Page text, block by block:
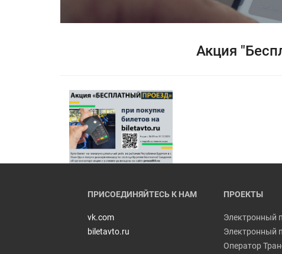
Акция
ПРИСОЕДИНЯЙТЕСЬ К НАМ
vk.com
biletavto.ru
ПРОЕКТЫ
Электронный
Электронный
Оператор